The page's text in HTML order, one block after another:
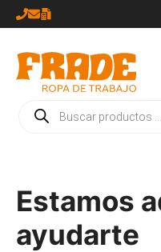
Saltar
al
contenido
Búsqueda
de
Estamos
ayudarte